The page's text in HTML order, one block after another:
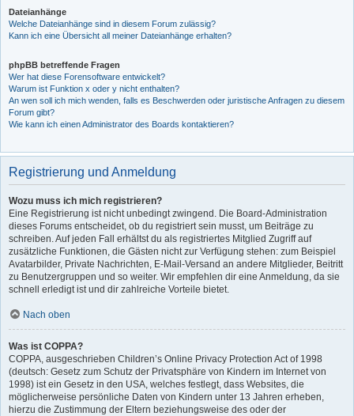
Dateianhänge
Welche Dateianhänge sind in diesem Forum zulässig?
Kann ich eine Übersicht all meiner Dateianhänge erhalten?
phpBB betreffende Fragen
Wer hat diese Forensoftware entwickelt?
Warum ist Funktion x oder y nicht enthalten?
An wen soll ich mich wenden, falls es Beschwerden oder juristische Anfragen zu diesem
Forum gibt?
Wie kann ich einen Administrator des Boards kontaktieren?
Registrierung und Anmeldung
Wozu muss ich mich registrieren?
Eine Registrierung ist nicht unbedingt zwingend. Die Board-Administration
dieses Forums entscheidet, ob du registriert sein musst, um Beiträge zu
schreiben. Auf jeden Fall erhältst du als registriertes Mitglied Zugriff auf
zusätzliche Funktionen, die Gästen nicht zur Verfügung stehen: zum Beispiel
Avatarbilder, Private Nachrichten, E-Mail-Versand an andere Mitglieder, Beitritt
zu Benutzergruppen und so weiter. Wir empfehlen dir eine Anmeldung, da sie
schnell erledigt ist und dir zahlreiche Vorteile bietet.
Nach oben
Was ist COPPA?
COPPA, ausgeschrieben Children’s Online Privacy Protection Act of 1998
(deutsch: Gesetz zum Schutz der Privatsphäre von Kindern im Internet von
1998) ist ein Gesetz in den USA, welches festlegt, dass Websites, die
möglicherweise persönliche Daten von Kindern unter 13 Jahren erheben,
hierzu die Zustimmung der Eltern beziehungsweise des oder der